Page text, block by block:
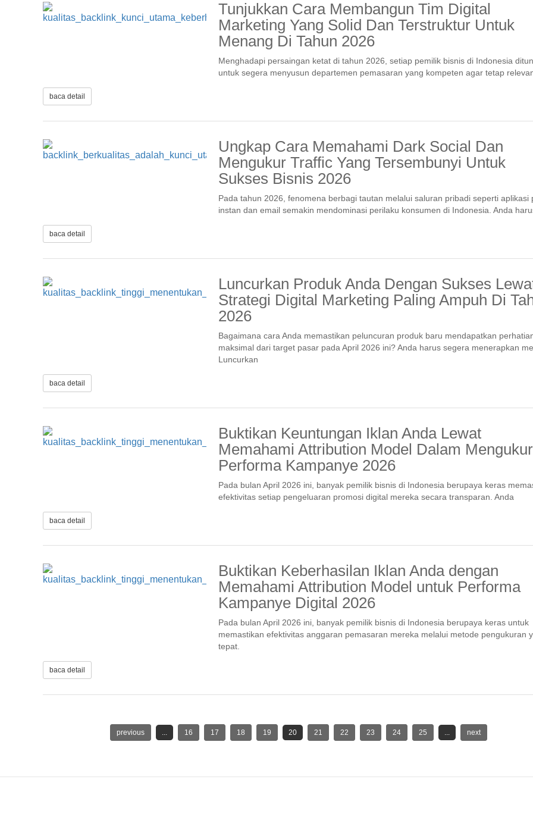
Tunjukkan Cara Membangun Tim Digital
Marketing Yang Solid Dan Terstruktur Untuk
Menang Di Tahun 2026
Menghadapi persaingan ketat di tahun 2026, setiap pemilik bisnis di Indonesia
untuk segera menyusun departemen pemasaran yang kompeten agar tetap
baca detail
Ungkap Cara Memahami Dark Social Dan
Mengukur Traffic Yang Tersembunyi Untuk
Sukses Bisnis 2026
Pada tahun 2026, fenomena berbagi tautan melalui saluran pribadi seperti aplikasi
instan dan email semakin mendominasi perilaku konsumen di Indonesia. Anda
baca detail
Luncurkan Produk Anda Dengan Sukses
Strategi Digital Marketing Paling Ampuh Di
2026
Bagaimana cara Anda memastikan peluncuran produk baru mendapatkan
maksimal dari target pasar pada April 2026 ini? Anda harus segera menerapkan
Luncurkan
baca detail
Buktikan Keuntungan Iklan Anda Lewat
Memahami Attribution Model Dalam Mengukur
Performa Kampanye 2026
Pada bulan April 2026 ini, banyak pemilik bisnis di Indonesia berupaya keras
efektivitas setiap pengeluaran promosi digital mereka secara transparan. Anda
baca detail
Buktikan Keberhasilan Iklan Anda dengan
Memahami Attribution Model untuk Performa
Kampanye Digital 2026
Pada bulan April 2026 ini, banyak pemilik bisnis di Indonesia berupaya keras untuk
memastikan efektivitas anggaran pemasaran mereka melalui metode pengukuran
tepat.
baca detail
previous ... 16 17 18 19 20 21 22 23 24 25 ... next